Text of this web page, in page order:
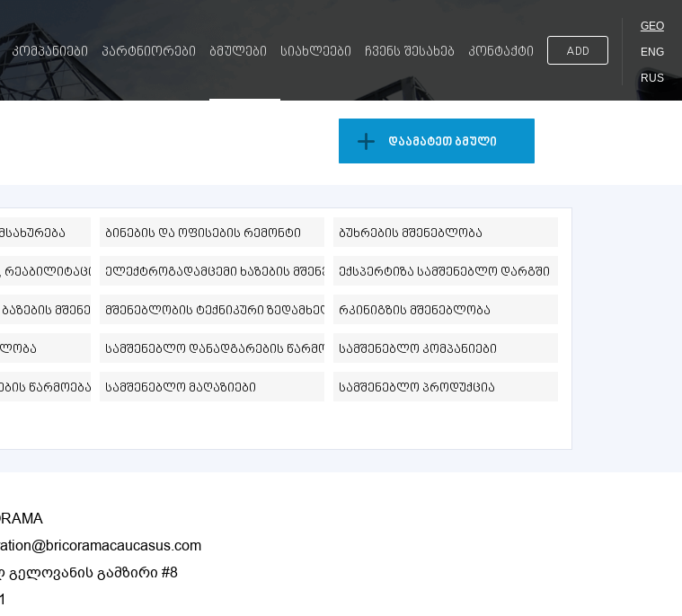
კომპანიები პარტნიორები ბმულები სიახლეები ჩვენს შესახებ კონტაქტი ADD
GEO
ENG
RUS
დაამატეთ ბმული
ბინების და ოფისების რემონტი ბუხრების მშენებლობა
ელექტროგადამცემი ხაზების მშენებლობაექსპერტიზა სამშენებლო დარგში
მშენებლობამშენებლობის ტექნიკური ზედამხედველობარკინიგზის მშენებლობა
სამშენებლო დანადგარების წარმოებასამშენებლო კომპანიები
წარმოება სამშენებლო მაღაზიები სამშენებლო პროდუქცია
გელოვანის გამზირი #8